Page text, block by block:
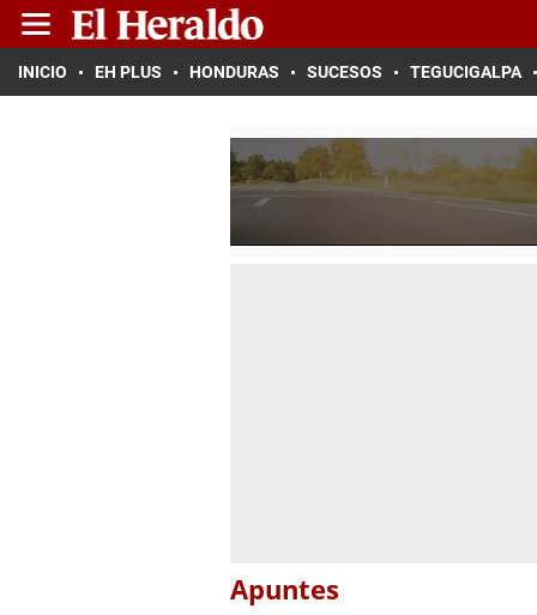
INICIO EH PLUS HONDURAS SUCESOS TEGUCIGALPA
Apuntes